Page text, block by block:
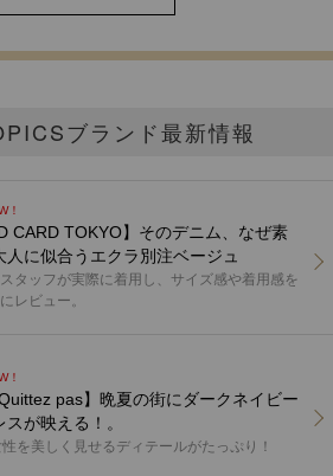
ブランド最新情報
！
CARD TOKYO】そのデニム、なぜ素
人に似合うエクラ別注ベージュ
タッフが実際に着用し、サイズ感や着用感を
レビュー。
！
Quittez pas】晩夏の街にダークネイビー
スが映える！。
を美しく見せるディテールがたっぷり！